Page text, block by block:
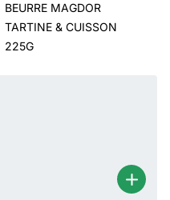
BEURRE MAGDOR
TARTINE & CUISSON
225G